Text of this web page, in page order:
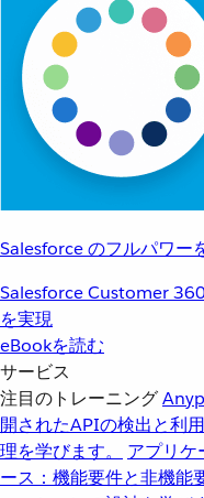
Salesforce のフルパワー
Salesforce Customer
を実現
eBookを読む
サービス
注目のトレーニング
開されたAPIの検出と利
理を学びます。
アプリケ
ース：機能要件と非機能